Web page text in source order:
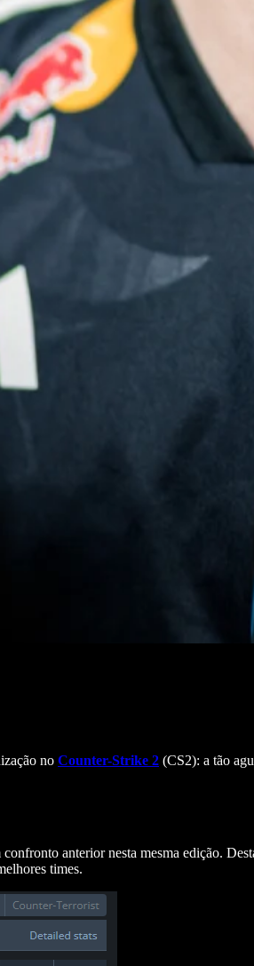
no Counter-Strike 2 (CS2): a tão
anterior nesta mesma edição.
times.